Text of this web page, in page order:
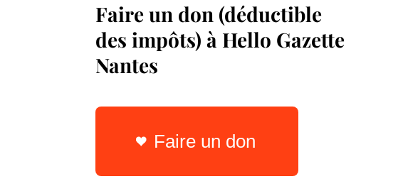
Faire un don (déductible
des impôts) à Hello Gazette
Nantes
Faire un don